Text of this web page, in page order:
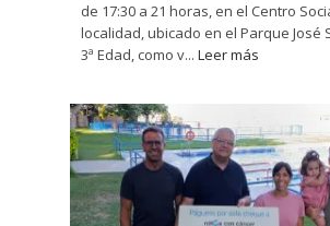
de 17:30 a 21 horas, en el Centro
localidad, ubicado en el Parque José
3ª Edad, como v... Leer más